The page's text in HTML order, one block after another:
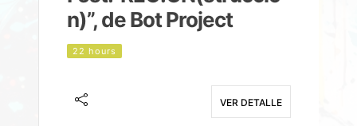
n)”, de Bot Project
22 hours
VER DETALLE